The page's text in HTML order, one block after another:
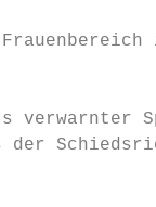
verwarnter
der